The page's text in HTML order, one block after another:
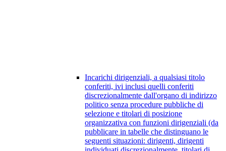
Incarichi dirigenziali, a qualsiasi titolo
conferiti, ivi inclusi quelli conferiti
discrezionalmente dall'organo di indirizzo
politico senza procedure pubbliche di
selezione e titolari di posizione
organizzativa con funzioni dirigenziali (da
pubblicare in tabelle che distinguano le
seguenti situazioni: dirigenti, dirigenti